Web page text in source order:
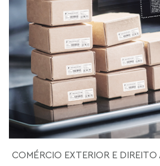
COMÉRCIO EXTERIOR E